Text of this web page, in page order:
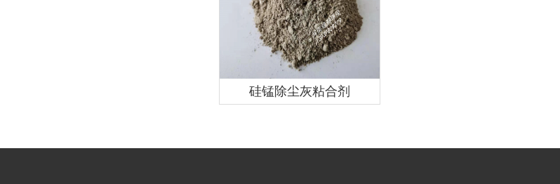
硅锰除尘灰粘合剂